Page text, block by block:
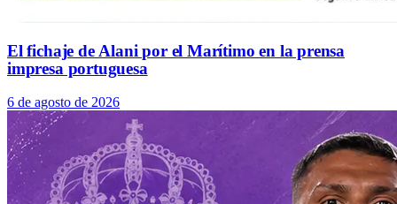
El fichaje de Alani por el Marítimo en la prensa
impresa portuguesa
6 de agosto de 2026